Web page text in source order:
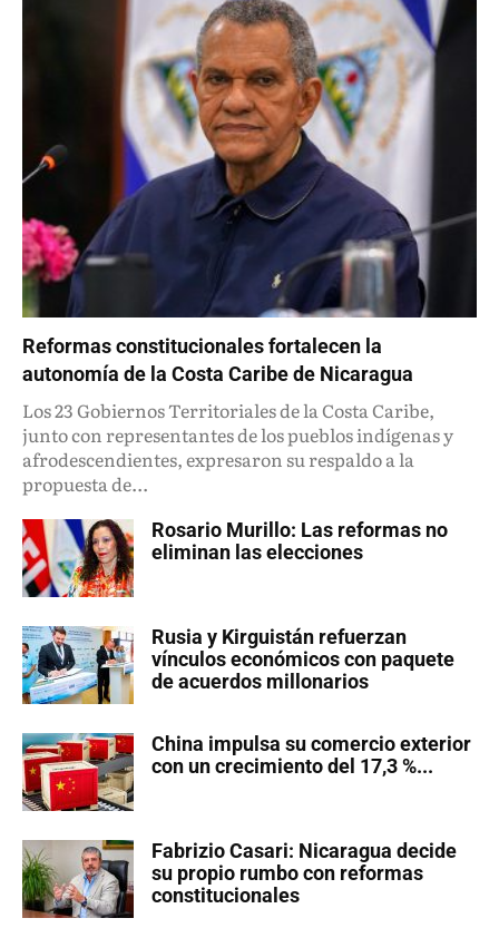
Reformas constitucionales fortalecen la
autonomía de la Costa Caribe de Nicaragua
Los 23 Gobiernos Territoriales de la Costa Caribe,
junto con representantes de los pueblos indígenas y
afrodescendientes, expresaron su respaldo a la
propuesta de...
Rosario Murillo: Las reformas no
eliminan las elecciones
Rusia y Kirguistán refuerzan
vínculos económicos con paquete
de acuerdos millonarios
China impulsa su comercio exterior
con un crecimiento del 17,3 %...
Fabrizio Casari: Nicaragua decide
su propio rumbo con reformas
constitucionales